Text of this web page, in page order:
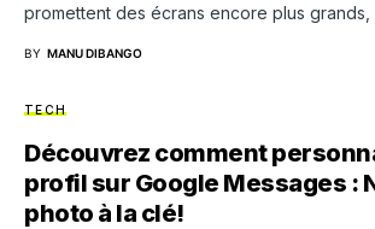
promettent des écrans encore plus grands,
BY MANU DIBANGO
TECH
Découvrez comment
profil sur Google Messages :
photo à la clé!